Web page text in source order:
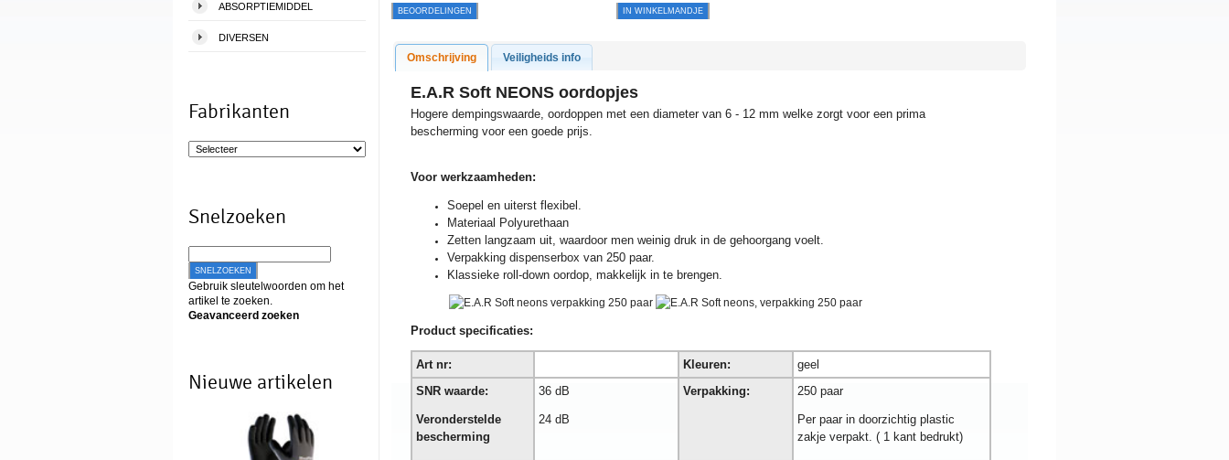
ABSORPTIEMIDDEL
DIVERSEN
Fabrikanten
Snelzoeken
SNELZOEKEN
Gebruik sleutelwoorden om het
artikel te zoeken.
Geavanceerd zoeken
Nieuwe artikelen
IN WINKELMANDJE
BEOORDELINGEN
Omschrijving Veiligheids info
E.A.R Soft NEONS oordopjes
Hogere dempingswaarde, oordoppen met een diameter van 6 - 12 mm welke zorgt voor een prima
bescherming voor een goede prijs.
Voor werkzaamheden:
Soepel en uiterst flexibel.
Materiaal Polyurethaan
Zetten langzaam uit, waardoor men weinig druk in de gehoorgang voelt.
Verpakking dispenserbox van 250 paar.
Klassieke roll-down oordop, makkelijk in te brengen.
Product specificaties:
Art nr: Kleuren:
geel
SNR waarde:
Veronderstelde
bescherming
36 dB
24 dB
Verpakking: 250 paar
Per paar in doorzichtig plastic
zakje verpakt. ( 1 kant bedrukt)